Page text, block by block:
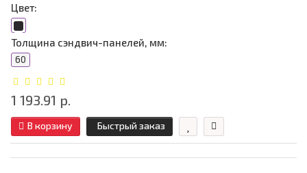
Цвет:
Толщина сэндвич-панелей, мм:
60
1 193.91 р.
В корзину Быстрый заказ